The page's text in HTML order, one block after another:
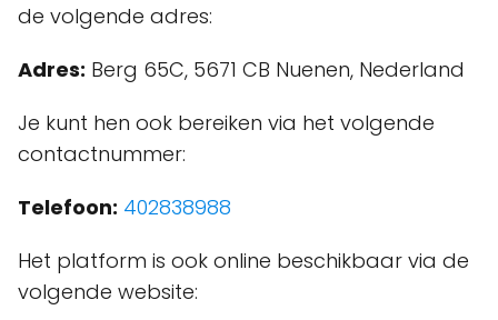
de volgende adres:
Adres: Berg 65C, 5671 CB Nuenen, Nederland
Je kunt hen ook bereiken via het volgende
contactnummer:
Telefoon: 402838988
Het platform is ook online beschikbaar via de
volgende website: